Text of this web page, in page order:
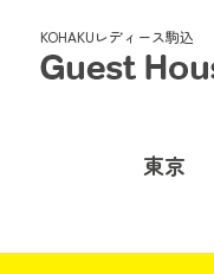
KOHAKUレディース駒込
東京